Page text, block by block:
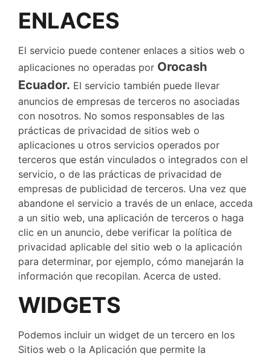
ENLACES
El servicio puede contener enlaces a sitios web o
aplicaciones no operadas por Orocash
Ecuador. El servicio también puede llevar
anuncios de empresas de terceros no asociadas
con nosotros. No somos responsables de las
prácticas de privacidad de sitios web o
aplicaciones u otros servicios operados por
terceros que están vinculados o integrados con el
servicio, o de las prácticas de privacidad de
empresas de publicidad de terceros. Una vez que
abandone el servicio a través de un enlace, acceda
a un sitio web, una aplicación de terceros o haga
clic en un anuncio, debe verificar la política de
privacidad aplicable del sitio web o la aplicación
para determinar, por ejemplo, cómo manejarán la
información que recopilan. Acerca de usted.
WIDGETS
Podemos incluir un widget de un tercero en los
Sitios web o la Aplicación que permite la